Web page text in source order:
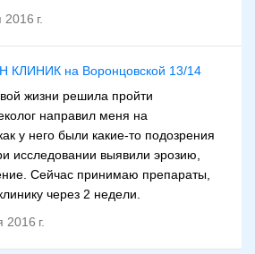
г.
КЛИНИК на Воронцовской 13/14
жизни решила пройти
направил меня на
у него были какие-то подозрения
исследовании выявили эрозию,
Сейчас принимаю препараты,
через 2 недели.
г.